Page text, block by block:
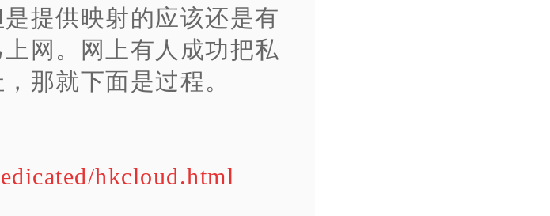
提供映射的应该还是有
网。网上有人成功把私
那就下面是过程。
hkcloud.html